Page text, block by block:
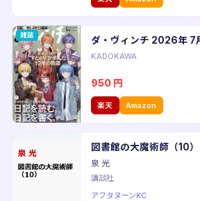
雑誌 ダ・ヴィンチ 2026年 7
KADOKAWA
950 円
楽天 Amazon
図書館の大魔術師（10）
泉 光
講談社
アフタヌーンKC